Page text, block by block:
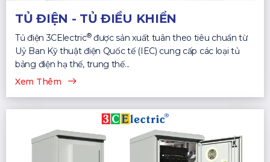
TỦ ĐIỆN - TỦ ĐIỀU KHIỂN
Tủ điện 3CElectric®được sản xuất tuân theo tiêu chuẩn từ
Uỷ Ban Kỹ thuật điện Quốc tế (IEC) cung cấp các loại tủ
bảng điện hạ thế, trung thế...
Xem Thêm